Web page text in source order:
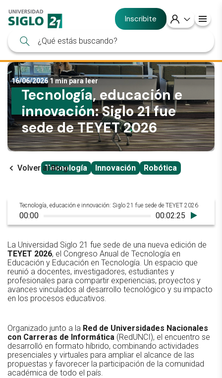
Inscribite
16/06/20261 min para leer
Tecnología, educación e
innovación: Siglo 21 fue
sede de TEYET 2026
Volver al Blog
Tecnología Innovación Robótica
Tecnología, educación e innovación: Siglo 21 fue sede de TEYET 2026
00:00 00:02:25
La Universidad Siglo 21 fue sede de una nueva edición de
TEYET 2026, el Congreso Anual de Tecnología en
Educación y Educación en Tecnología. Un espacio que
reunió a docentes, investigadores, estudiantes y
profesionales para compartir experiencias, proyectos y
avances vinculados al desarrollo tecnológico y su impacto
en los procesos educativos.
Organizado junto a la Red de Universidades Nacionales
con Carreras de Informática (RedUNCI), el encuentro se
desarrolló en formato híbrido, combinando actividades
presenciales y virtuales para ampliar el alcance de las
propuestas y favorecer la participación de la comunidad
académica de todo el país.